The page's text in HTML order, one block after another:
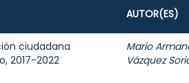
AUTOR(ES)
ciudadana
2017-2022
Mario
Vázquez